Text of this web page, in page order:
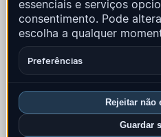
essenciais e serviços
consentimento. Pode
escolha a qualquer
Preferências
Rejeitar não
Guardar
Abrir mapa histórico
Visão geral
FAQ
Sismos neste mês